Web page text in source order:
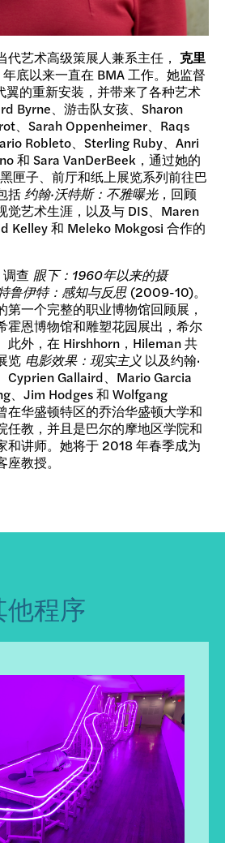
代艺术高级策展人兼系主任， 克里
底以来一直在 BMA 工作。她监督
翼的重新安装，并带来了各种艺术
Byrne、游击队女孩、Sharon
、Sarah Oppenheimer、Raqs
Robleto、Sterling Ruby、Anri
和 Sara VanDerBeek，通过她的
匣子、前厅和纸上展览系列前往巴
括约翰·沃特斯：不雅曝光，回顾
觉艺术生涯，以及与 DIS、Maren
Kelley 和 Meleko Mokgosi 合作的
查 眼下：1960年以来的摄
鲁伊特：感知与反思(2009-10)。
第一个完整的职业博物馆回顾展，
霍恩博物馆和雕塑花园展出，希尔
此外，在 Hirshhorn，Hileman 共
览 电影效果：现实主义 以及约翰·
Cyprien Gallaird、Mario Garcia
、Jim Hodges 和 Wolfgang
在华盛顿特区的乔治华盛顿大学和
任教，并且是巴尔的摩地区学院和
和讲师。她将于 2018 年春季成为
教授。
他程序